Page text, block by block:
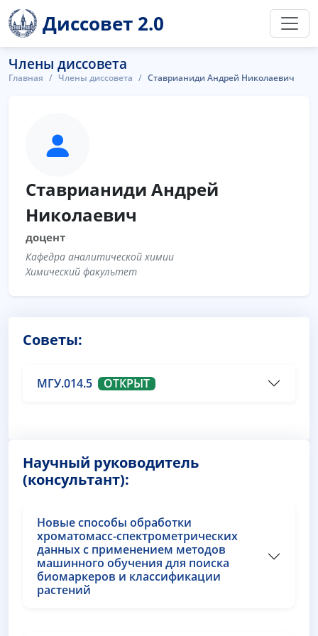
Диссовет 2.0
Члены диссовета
Главная Члены диссовета Ставрианиди Андрей Николаевич
Ставрианиди Андрей
Николаевич
доцент
Кафедра аналитической химии
Химический факультет
Советы:
МГУ.014.5 ОТКРЫТ
Научный руководитель
(консультант):
Новые способы обработки
хроматомасс-спектрометрических
данных с применением методов
машинного обучения для поиска
биомаркеров и классификации
растений